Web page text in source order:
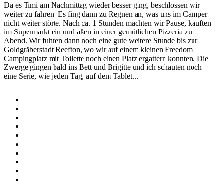
Da es Timi am Nachmittag wieder besser ging, beschlossen wir
weiter zu fahren. Es fing dann zu Regnen an, was uns im Camper
nicht weiter störte. Nach ca. 1 Stunden machten wir Pause, kauften
im Supermarkt ein und aßen in einer gemütlichen Pizzeria zu
Abend. Wir fuhren dann noch eine gute weitere Stunde bis zur
Goldgräberstadt Reefton, wo wir auf einem kleinen Freedom
Campingplatz mit Toilette noch einen Platz ergattern konnten. Die
Zwerge gingen bald ins Bett und Brigitte und ich schauten noch
eine Serie, wie jeden Tag, auf dem Tablet...